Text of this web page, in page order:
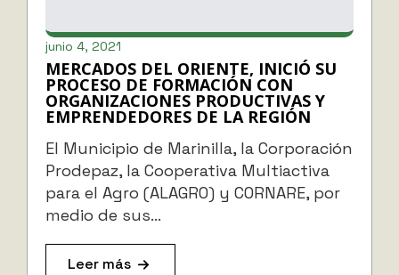
MERCADOS DEL ORIENTE, INICIÓ SU
PROCESO DE FORMACIÓN CON
ORGANIZACIONES PRODUCTIVAS Y
EMPRENDEDORES DE LA REGIÓN
junio 4, 2021
El Municipio de Marinilla, la Corporación
Prodepaz, la Cooperativa Multiactiva
para el Agro (ALAGRO) y CORNARE, por
medio de sus…
Leer más